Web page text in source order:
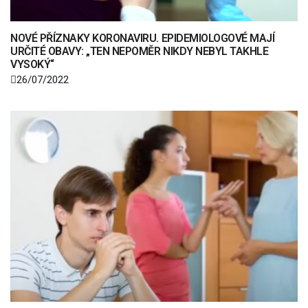
NOVÉ PŘÍZNAKY KORONAVIRU. EPIDEMIOLOGOVÉ MAJÍ
URČITÉ OBAVY: „TEN NEPOMĚR NIKDY NEBYL TAKHLE
VYSOKÝ“
26/07/2022